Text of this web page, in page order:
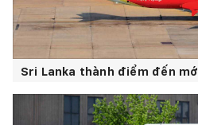
Sri Lanka thành điểm đến